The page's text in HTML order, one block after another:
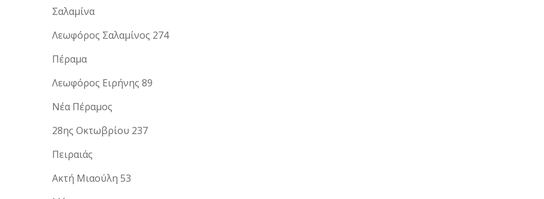
Σαλαμίνα
Λεωφόρος Σαλαμίνος 274
Πέραμα
Λεωφόρος Ειρήνης 89
Νέα Πέραμος
28ης Οκτωβρίου 237
Πειραιάς
Ακτή Μιαούλη 53